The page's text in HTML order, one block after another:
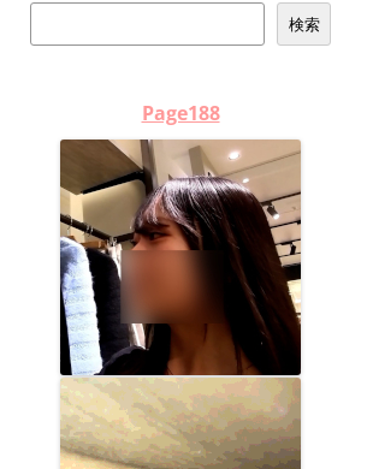
検索
Page188